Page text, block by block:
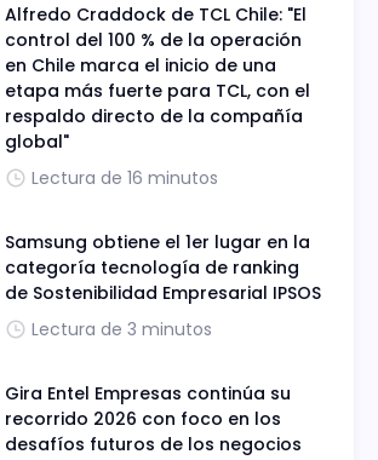
Alfredo Craddock de TCL Chile: "El
control del 100 % de la operación
en Chile marca el inicio de una
etapa más fuerte para TCL, con el
respaldo directo de la compañía
global"
Lectura de 16 minutos
Samsung obtiene el 1er lugar en la
categoría tecnología de ranking
de Sostenibilidad Empresarial IPSOS
Lectura de 3 minutos
Gira Entel Empresas continúa su
recorrido 2026 con foco en los
desafíos futuros de los negocios